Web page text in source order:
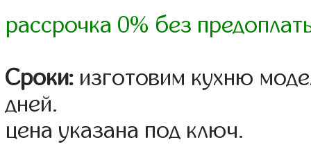
рассрочка 0% без
Сроки: изготовим кухню
дней.
цена указана под ключ.